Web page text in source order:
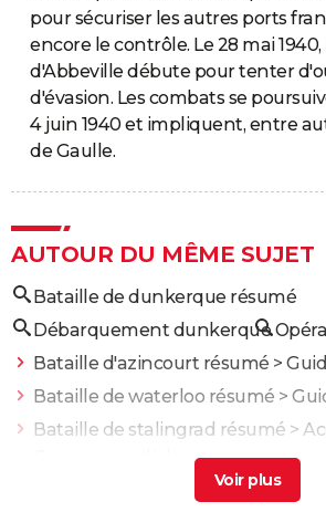
pour sécuriser les autres ports
encore le contrôle. Le 28 mai
d'Abbeville débute pour tenter
d'évasion. Les combats se
4 juin 1940 et impliquent, entre
de Gaulle.
AUTOUR DU MÊME SUJET
Bataille de dunkerque résumé
Débarquement dunkerque
Bataille d'azincourt résumé >
Bataille de waterloo résumé >
Bataille de stalingrad résumé >
Bataille de midway résumé> Guide